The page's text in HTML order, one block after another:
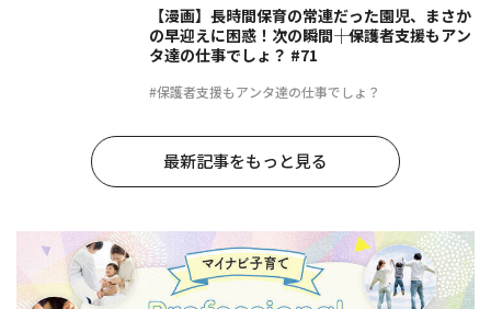
#保護者支援もアンタ達の仕事でしょ？
【漫画】長時間保育の常連だった園児、まさか
の早迎えに困惑！次の瞬間――｜保護者支援もアン
タ達の仕事でしょ？ #71
最新記事をもっと見る